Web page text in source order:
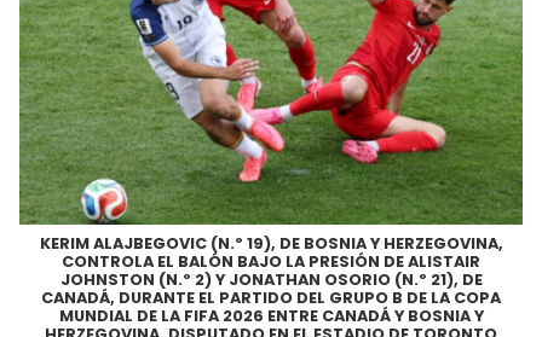
KERIM ALAJBEGOVIC (N.º 19), DE BOSNIA Y HERZEGOVINA,
CONTROLA EL BALÓN BAJO LA PRESIÓN DE ALISTAIR
JOHNSTON (N.º 2) Y JONATHAN OSORIO (N.º 21), DE
CANADÁ, DURANTE EL PARTIDO DEL GRUPO B DE LA COPA
MUNDIAL DE LA FIFA 2026 ENTRE CANADÁ Y BOSNIA Y